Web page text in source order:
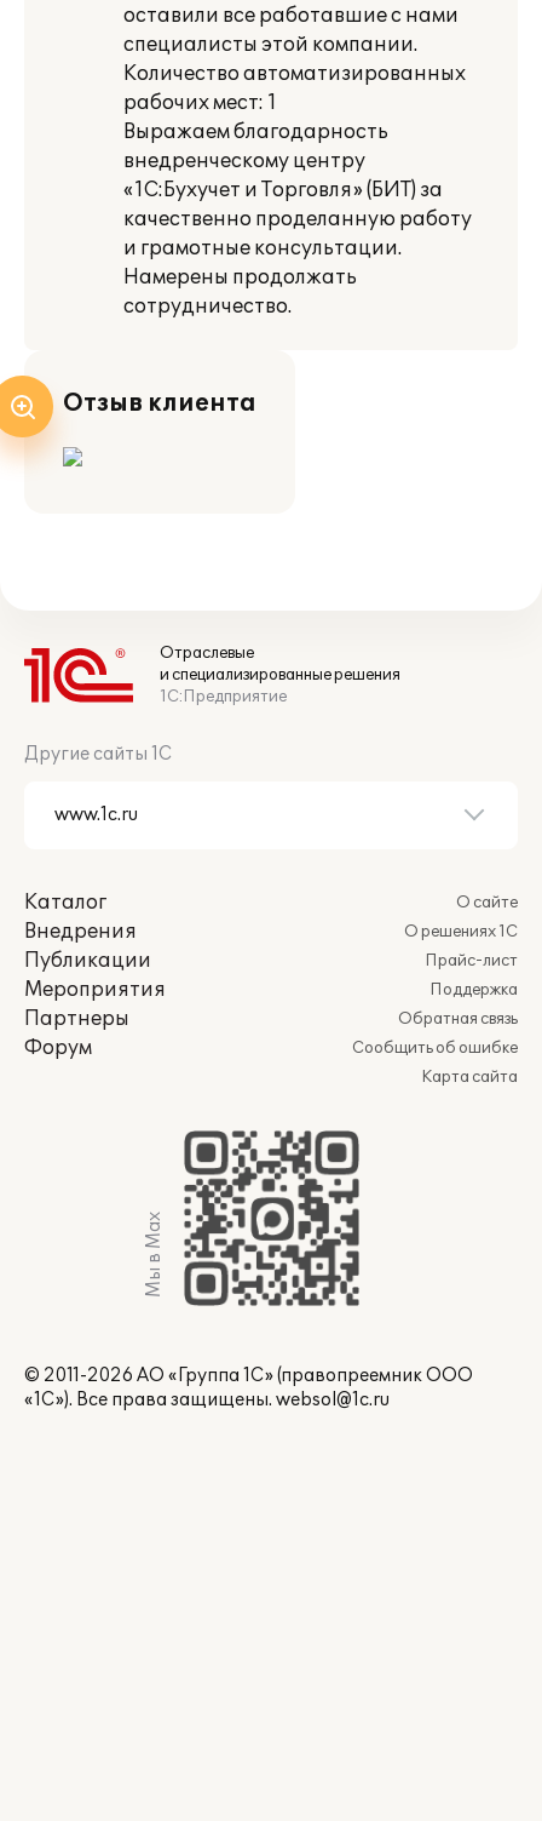
оставили все работавшие с нами
специалисты этой компании.
Количество автоматизированных
рабочих мест: 1
Выражаем благодарность
внедренческому центру
«1С:Бухучет и Торговля» (БИТ) за
качественно проделанную работу
и грамотные консультации.
Намерены продолжать
сотрудничество.
Отзыв клиента
Отраслевые
и специализированные решения
1С:Предприятие
Другие сайты 1С
Каталог
Внедрения
Публикации
Мероприятия
Партнеры
Форум
О сайте
О решениях 1С
Прайс-лист
Поддержка
Обратная связь
Сообщить об ошибке
Карта сайта
Мы в Max
© 2011-2026 АО «Группа 1С» (правопреемник ООО
«1С»). Все права защищены. websol@1c.ru